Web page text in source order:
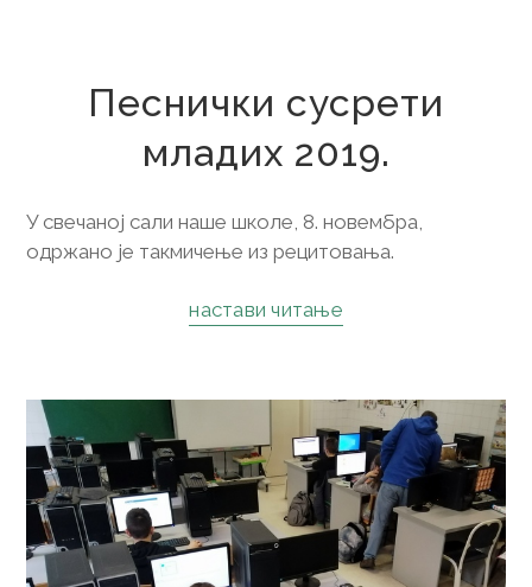
Песнички сусрети
младих 2019.
У свечаној сали наше школе, 8. новембра,
одржано је такмичење из рецитовања.
настави читање